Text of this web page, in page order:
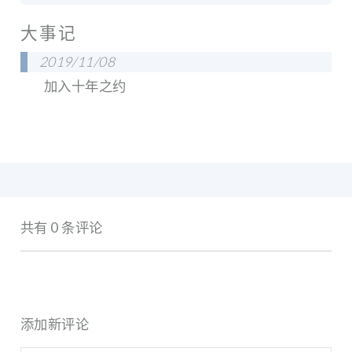
大事记
2019/11/08
加入十年之约
共有 0 条评论
添加新评论